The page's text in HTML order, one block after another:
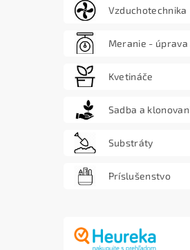
Vzduchotechnika
Meranie - úprava
Kvetináče
Sadba a
Substráty
Príslušenstvo